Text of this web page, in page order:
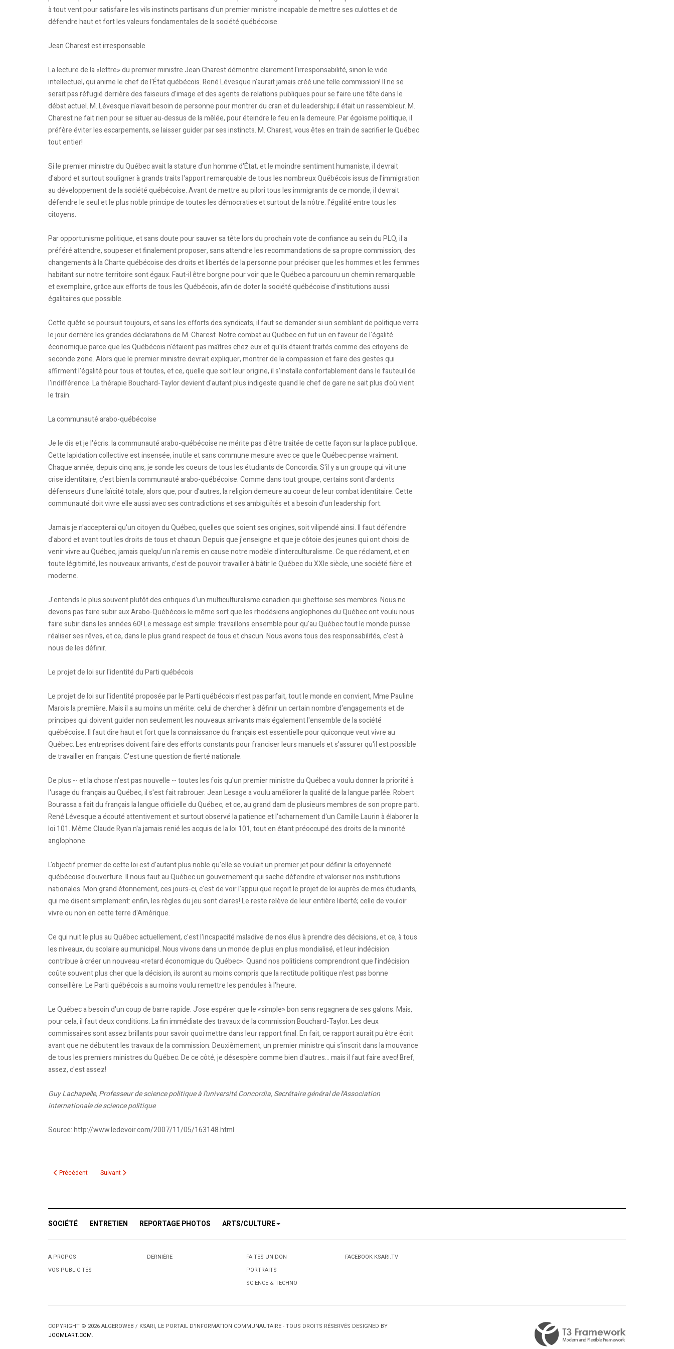
à tout vent pour satisfaire les vils instincts partisans d'un premier ministre incapable de mettre ses culottes et de
défendre haut et fort les valeurs fondamentales de la société québécoise.
Jean Charest est irresponsable
La lecture de la «lettre» du premier ministre Jean Charest démontre clairement l'irresponsabilité, sinon le vide
intellectuel, qui anime le chef de l'État québécois. René Lévesque n'aurait jamais créé une telle commission! Il ne se
serait pas réfugié derrière des faiseurs d'image et des agents de relations publiques pour se faire une tête dans le
débat actuel. M. Lévesque n'avait besoin de personne pour montrer du cran et du leadership; il était un rassembleur. M.
Charest ne fait rien pour se situer au-dessus de la mêlée, pour éteindre le feu en la demeure. Par égoïsme politique, il
préfère éviter les escarpements, se laisser guider par ses instincts. M. Charest, vous êtes en train de sacrifier le Québec
tout entier!
Si le premier ministre du Québec avait la stature d'un homme d'État, et le moindre sentiment humaniste, il devrait
d'abord et surtout souligner à grands traits l'apport remarquable de tous les nombreux Québécois issus de l'immigration
au développement de la société québécoise. Avant de mettre au pilori tous les immigrants de ce monde, il devrait
défendre le seul et le plus noble principe de toutes les démocraties et surtout de la nôtre: l'égalité entre tous les
citoyens.
Par opportunisme politique, et sans doute pour sauver sa tête lors du prochain vote de confiance au sein du PLQ, il a
préféré attendre, soupeser et finalement proposer, sans attendre les recommandations de sa propre commission, des
changements à la Charte québécoise des droits et libertés de la personne pour préciser que les hommes et les femmes
habitant sur notre territoire sont égaux. Faut-il être borgne pour voir que le Québec a parcouru un chemin remarquable
et exemplaire, grâce aux efforts de tous les Québécois, afin de doter la société québécoise d'institutions aussi
égalitaires que possible.
Cette quête se poursuit toujours, et sans les efforts des syndicats; il faut se demander si un semblant de politique verra
le jour derrière les grandes déclarations de M. Charest. Notre combat au Québec en fut un en faveur de l'égalité
économique parce que les Québécois n'étaient pas maîtres chez eux et qu'ils étaient traités comme des citoyens de
seconde zone. Alors que le premier ministre devrait expliquer, montrer de la compassion et faire des gestes qui
affirment l'égalité pour tous et toutes, et ce, quelle que soit leur origine, il s'installe confortablement dans le fauteuil de
l'indifférence. La thérapie Bouchard-Taylor devient d'autant plus indigeste quand le chef de gare ne sait plus d'où vient
le train.
La communauté arabo-québécoise
Je le dis et je l'écris: la communauté arabo-québécoise ne mérite pas d'être traitée de cette façon sur la place publique.
Cette lapidation collective est insensée, inutile et sans commune mesure avec ce que le Québec pense vraiment.
Chaque année, depuis cinq ans, je sonde les coeurs de tous les étudiants de Concordia. S'il y a un groupe qui vit une
crise identitaire, c'est bien la communauté arabo-québécoise. Comme dans tout groupe, certains sont d'ardents
défenseurs d'une laïcité totale, alors que, pour d'autres, la religion demeure au coeur de leur combat identitaire. Cette
communauté doit vivre elle aussi avec ses contradictions et ses ambiguïtés et a besoin d'un leadership fort.
Jamais je n'accepterai qu'un citoyen du Québec, quelles que soient ses origines, soit vilipendé ainsi. Il faut défendre
d'abord et avant tout les droits de tous et chacun. Depuis que j'enseigne et que je côtoie des jeunes qui ont choisi de
venir vivre au Québec, jamais quelqu'un n'a remis en cause notre modèle d'interculturalisme. Ce que réclament, et en
toute légitimité, les nouveaux arrivants, c'est de pouvoir travailler à bâtir le Québec du XXIe siècle, une société fière et
moderne.
J'entends le plus souvent plutôt des critiques d'un multiculturalisme canadien qui ghettoïse ses membres. Nous ne
devons pas faire subir aux Arabo-Québécois le même sort que les rhodésiens anglophones du Québec ont voulu nous
faire subir dans les années 60! Le message est simple: travaillons ensemble pour qu'au Québec tout le monde puisse
réaliser ses rêves, et ce, dans le plus grand respect de tous et chacun. Nous avons tous des responsabilités, c'est à
nous de les définir.
Le projet de loi sur l'identité du Parti québécois
Le projet de loi sur l'identité proposée par le Parti québécois n'est pas parfait, tout le monde en convient, Mme Pauline
Marois la première. Mais il a au moins un mérite: celui de chercher à définir un certain nombre d'engagements et de
principes qui doivent guider non seulement les nouveaux arrivants mais également l'ensemble de la société
québécoise. Il faut dire haut et fort que la connaissance du français est essentielle pour quiconque veut vivre au
Québec. Les entreprises doivent faire des efforts constants pour franciser leurs manuels et s'assurer qu'il est possible
de travailler en français. C'est une question de fierté nationale.
De plus -- et la chose n'est pas nouvelle -- toutes les fois qu'un premier ministre du Québec a voulu donner la priorité à
l'usage du français au Québec, il s'est fait rabrouer. Jean Lesage a voulu améliorer la qualité de la langue parlée. Robert
Bourassa a fait du français la langue officielle du Québec, et ce, au grand dam de plusieurs membres de son propre parti.
René Lévesque a écouté attentivement et surtout observé la patience et l'acharnement d'un Camille Laurin à élaborer la
loi 101. Même Claude Ryan n'a jamais renié les acquis de la loi 101, tout en étant préoccupé des droits de la minorité
anglophone.
L'objectif premier de cette loi est d'autant plus noble qu'elle se voulait un premier jet pour définir la citoyenneté
québécoise d'ouverture. Il nous faut au Québec un gouvernement qui sache défendre et valoriser nos institutions
nationales. Mon grand étonnement, ces jours-ci, c'est de voir l'appui que reçoit le projet de loi auprès de mes étudiants,
qui me disent simplement: enfin, les règles du jeu sont claires! Le reste relève de leur entière liberté; celle de vouloir
vivre ou non en cette terre d'Amérique.
Ce qui nuit le plus au Québec actuellement, c'est l'incapacité maladive de nos élus à prendre des décisions, et ce, à tous
les niveaux, du scolaire au municipal. Nous vivons dans un monde de plus en plus mondialisé, et leur indécision
contribue à créer un nouveau «retard économique du Québec». Quand nos politiciens comprendront que l'indécision
coûte souvent plus cher que la décision, ils auront au moins compris que la rectitude politique n'est pas bonne
conseillère. Le Parti québécois a au moins voulu remettre les pendules à l'heure.
Le Québec a besoin d'un coup de barre rapide. J'ose espérer que le «simple» bon sens regagnera de ses galons. Mais,
pour cela, il faut deux conditions. La fin immédiate des travaux de la commission Bouchard-Taylor. Les deux
commissaires sont assez brillants pour savoir quoi mettre dans leur rapport final. En fait, ce rapport aurait pu être écrit
avant que ne débutent les travaux de la commission. Deuxièmement, un premier ministre qui s'inscrit dans la mouvance
de tous les premiers ministres du Québec. De ce côté, je désespère comme bien d'autres... mais il faut faire avec! Bref,
assez, c'est assez!
Guy Lachapelle, Professeur de science politique à l'université Concordia, Secrétaire général de l'Association
internationale de science politique
Source: http://www.ledevoir.com/2007/11/05/163148.html
Article précédent : Nos amis arabo-québécois
Précédent Article suivant : Rebondissement dans le scandale de la pomme de terre avariée: Le contrôle de l’Etat a été défaillant
Suivant
SOCIÉTÉ ENTRETIEN REPORTAGE PHOTOS ARTS/CULTURE
A PROPOS
VOS PUBLICITÉS
DERNIÈRE
FAITES UN DON
PORTRAITS
SCIENCE & TECHNO
FACEBOOK KSARI.TV
COPYRIGHT © 2026 ALGEROWEB / KSARI, LE PORTAIL D'INFORMATION COMMUNAUTAIRE - TOUS DROITS RÉSERVÉS DESIGNED BY
JOOMLART.COM.